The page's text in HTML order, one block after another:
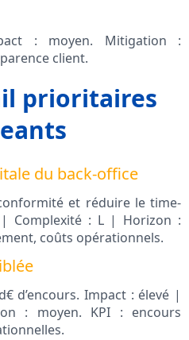
: moyen. Mitigation :
client.
prioritaires
du back-office
et réduire le time-
Complexité : L | Horizon :
coûts opérationnels.
d’encours. Impact : élevé |
: moyen. KPI : encours